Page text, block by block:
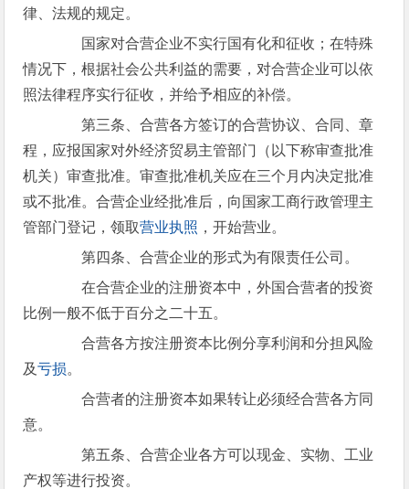
律、法规的规定。
国家对合营企业不实行国有化和征收；在特殊
情况下，根据社会公共利益的需要，对合营企业可以依
照法律程序实行征收，并给予相应的补偿。
第三条、合营各方签订的合营协议、合同、章
程，应报国家对外经济贸易主管部门（以下称审查批准
机关）审查批准。审查批准机关应在三个月内决定批准
或不批准。合营企业经批准后，向国家工商行政管理主
管部门登记，领取营业执照 ，开始营业。
第四条、合营企业的形式为有限责任公司。
在合营企业的注册资本中，外国合营者的投资
比例一般不低于百分之二十五。
合营各方按注册资本比例分享利润和分担风险
及亏损。
合营者的注册资本如果转让必须经合营各方同
意。
第五条、合营企业各方可以现金、实物、工业
产权等进行投资。